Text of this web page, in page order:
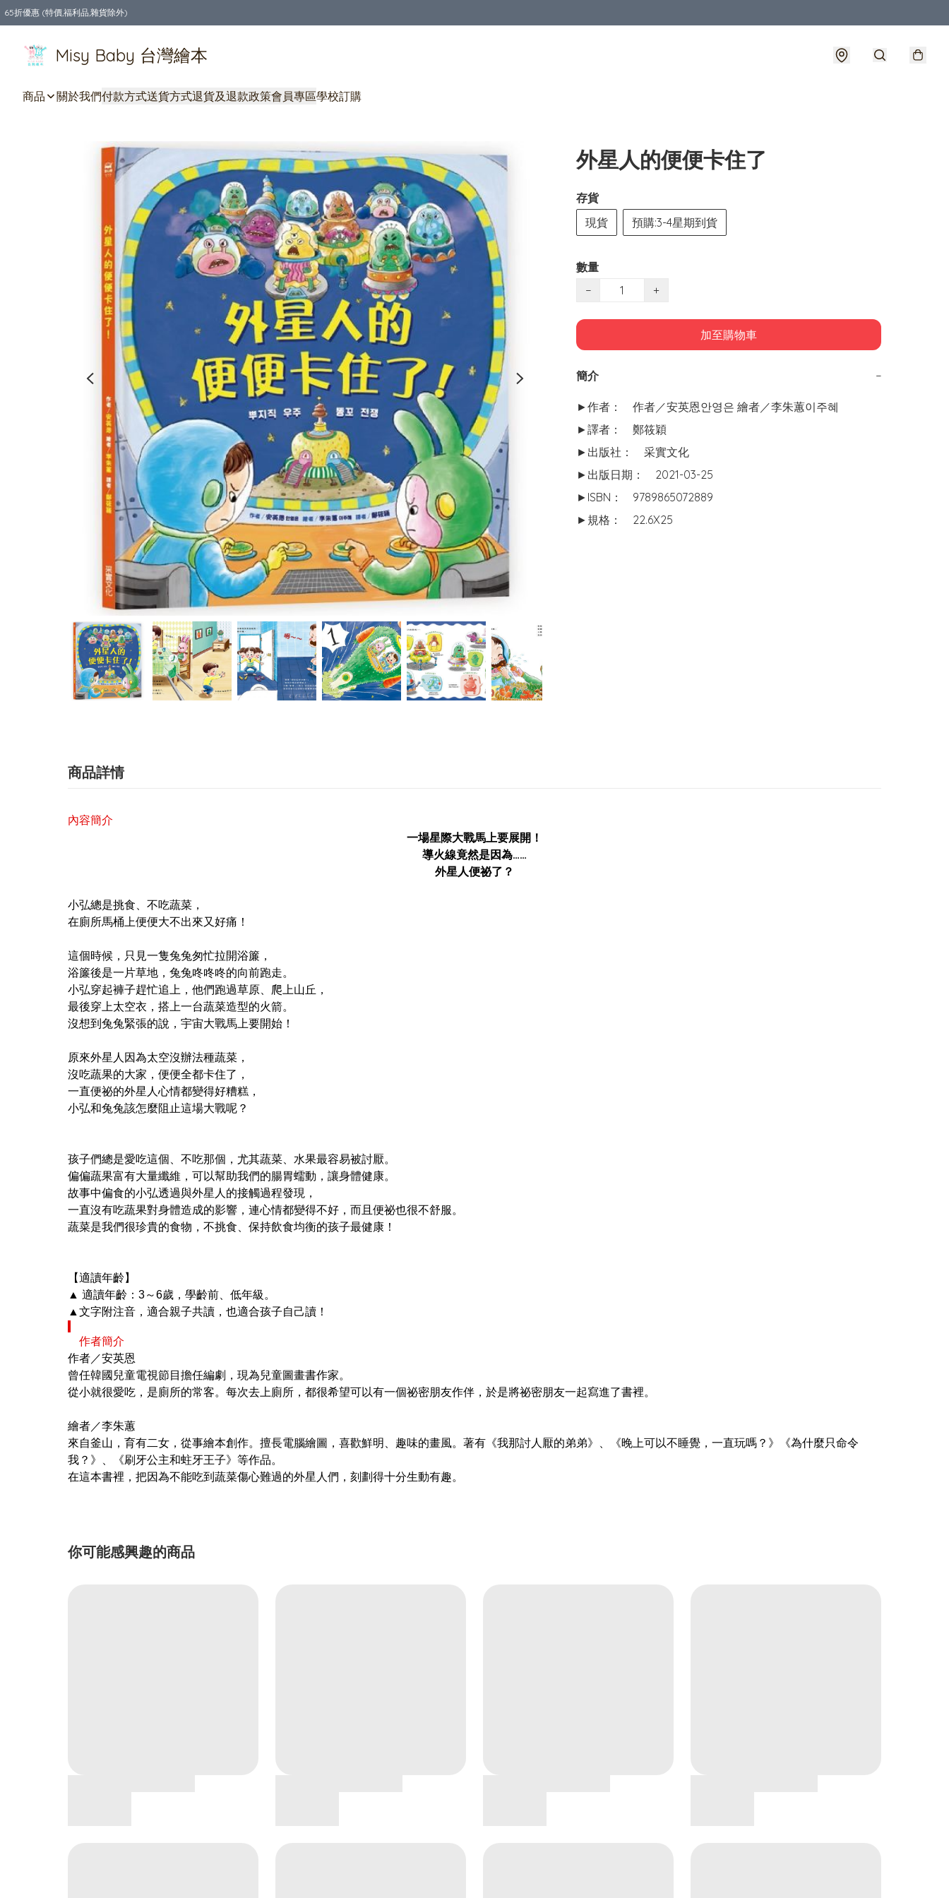
65折優惠 (特價,福利品,雜貨除外)
Misy Baby 台灣繪本
商品 關於我們付款方式送貨方式退貨及退款政策會員專區學校訂購
外星人的便便卡住了
存貨
現貨
預購:3-4星期到貨
數量
−
+
加至購物車
簡介 −
►作者：	作者／安英恩안영은 繪者／李朱蕙이주혜
►譯者：	鄭筱穎
►出版社：	采實文化
►出版日期：	2021-03-25
►ISBN：	9789865072889
►規格：	22.6X25
商品詳情
內容簡介
一場星際大戰馬上要展開！
導火線竟然是因為……
外星人便祕了？
小弘總是挑食、不吃蔬菜，
在廁所馬桶上便便大不出來又好痛！
這個時候，只見一隻兔兔匆忙拉開浴簾，
浴簾後是一片草地，兔兔咚咚咚的向前跑走。
小弘穿起褲子趕忙追上，他們跑過草原、爬上山丘，
最後穿上太空衣，搭上一台蔬菜造型的火箭。
沒想到兔兔緊張的說，宇宙大戰馬上要開始！
原來外星人因為太空沒辦法種蔬菜，
沒吃蔬果的大家，便便全都卡住了，
一直便祕的外星人心情都變得好糟糕，
小弘和兔兔該怎麼阻止這場大戰呢？
孩子們總是愛吃這個、不吃那個，尤其蔬菜、水果最容易被討厭。
偏偏蔬果富有大量纖維，可以幫助我們的腸胃蠕動，讓身體健康。
故事中偏食的小弘透過與外星人的接觸過程發現，
一直沒有吃蔬果對身體造成的影響，連心情都變得不好，而且便祕也很不舒服。
蔬菜是我們很珍貴的食物，不挑食、保持飲食均衡的孩子最健康！
【適讀年齡】
▲ 適讀年齡：3～6歲，學齡前、低年級。
▲文字附注音，適合親子共讀，也適合孩子自己讀！
作者簡介
作者／安英恩
曾任韓國兒童電視節目擔任編劇，現為兒童圖畫書作家。
從小就很愛吃，是廁所的常客。每次去上廁所，都很希望可以有一個祕密朋友作伴，於是將祕密朋友一起寫進了書裡。
繪者／李朱蕙
來自釜山，育有二女，從事繪本創作。擅長電腦繪圖，喜歡鮮明、趣味的畫風。著有《我那討人厭的弟弟》、《晚上可以不睡覺，一直玩嗎？》《為什麼只命令
我？》、《刷牙公主和蛀牙王子》等作品。
在這本書裡，把因為不能吃到蔬菜傷心難過的外星人們，刻劃得十分生動有趣。
你可能感興趣的商品